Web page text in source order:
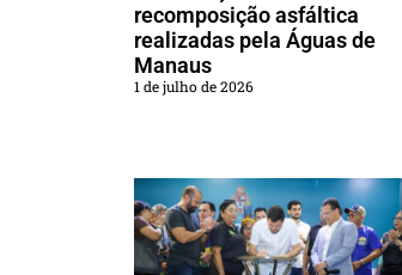
recomposição asfáltica
realizadas pela Águas de
Manaus
1 de julho de 2026